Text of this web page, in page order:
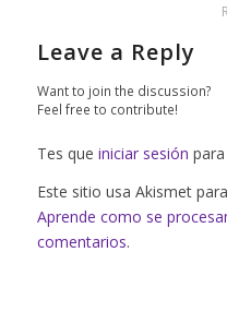
Leave a Reply
Want to join the discussion?
Feel free to contribute!
Tes que iniciar sesión
Este sitio usa Akismet
Aprende como se
comentarios.